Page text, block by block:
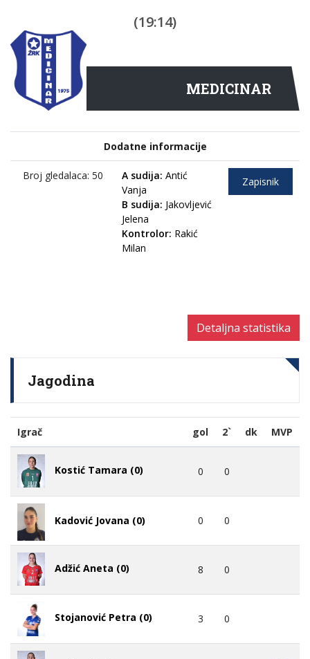
(19:14)
MEDICINAR
Dodatne informacije
Broj gledalaca: 50 A sudija: Antić
Vanja
B sudija: Jakovljević
Jelena
Kontrolor: Rakić
Milan
Zapisnik
Detaljna statistika
Jagodina
Igrač gol 2` dk MVP
Kostić Tamara (0) 0 0
Kadović Jovana (0) 0 0
Adžić Aneta (0) 8 0
Stojanović Petra (0) 3 0